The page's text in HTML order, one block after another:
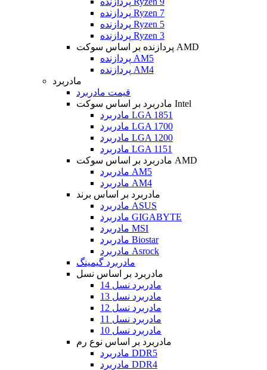
پردازنده Ryzen 7
پردازنده Ryzen 5
پردازنده Ryzen 3
پردازنده بر اساس سوکت AMD
پردازنده AM5
پردازنده AM4
مادربرد
قیمت مادربرد
مادربرد بر اساس سوکت Intel
مادربرد LGA 1851
مادربرد LGA 1700
مادربرد LGA 1200
مادربرد LGA 1151
مادربرد بر اساس سوکت AMD
مادربرد AM5
مادربرد AM4
مادربرد بر اساس برند
مادربرد ASUS
مادربرد GIGABYTE
مادربرد MSI
مادربرد Biostar
مادربرد Asrock
مادربرد گیمینگ
مادربرد بر اساس نسل
مادربرد نسل 14
مادربرد نسل 13
مادربرد نسل 12
مادربرد نسل 11
مادربرد نسل 10
مادربرد بر اساس نوع رم
مادربرد DDR5
مادربرد DDR4